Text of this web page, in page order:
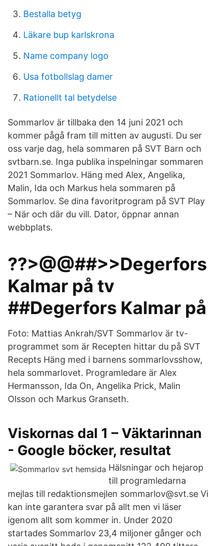
Bestalla betyg
Läkare bup karlskrona
Name company logo
Usa fotbollslag damer
Rationellt tal betydelse
Sommarlov är tillbaka den 14 juni 2021 och
kommer pågå fram till mitten av augusti. Du ser
oss varje dag, hela sommaren på SVT Barn och
svtbarn.se. Inga publika inspelningar sommaren
2021 Sommarlov. Häng med Alex, Angelika,
Malin, Ida och Markus hela sommaren på
Sommarlov. Se dina favoritprogram på SVT Play
– När och där du vill. Dator, öppnar annan
webbplats.
??>@@##>>Degerfors
Kalmar på tv
##Degerfors Kalmar på
Foto: Mattias Ankrah/SVT Sommarlov är tv-
programmet som är Recepten hittar du på SVT
Recepts Häng med i barnens sommarlovsshow,
hela sommarlovet. Programledare är Alex
Hermansson, Ida On, Angelika Prick, Malin
Olsson och Markus Granseth.
Viskornas dal 1 – Väktarinnan
- Google böcker, resultat
Hälsningar och hejarop
till programledarna
mejlas till redaktionsmejlen sommarlov@svt.se Vi
kan inte garantera svar på allt men vi läser
igenom allt som kommer in. Under 2020
startades Sommarlov 23,4 miljoner gånger och